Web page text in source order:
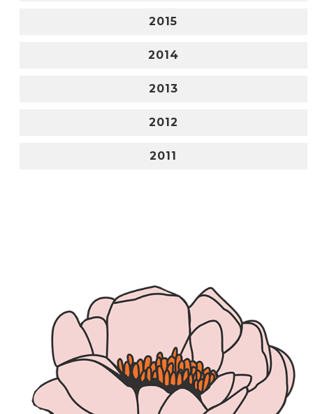
2015
2014
2013
2012
2011